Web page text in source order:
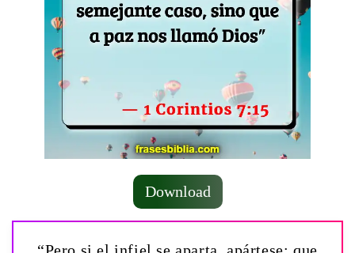
Download
“Pero si el infiel se aparta, apártese: que